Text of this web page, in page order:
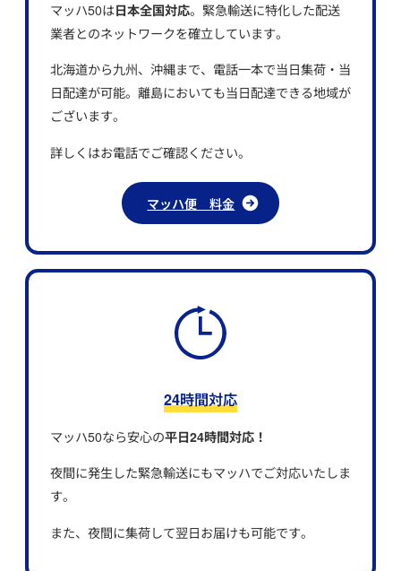
マッハ50は日本全国対応。緊急輸送に特化した配送
業者とのネットワークを確立しています。
北海道から九州、沖縄まで、電話一本で当日集荷・当
日配達が可能。離島においても当日配達できる地域が
ございます。
詳しくはお電話でご確認ください。
マッハ便 料金
24時間対応
マッハ50なら安心の平日24時間対応！
夜間に発生した緊急輸送にもマッハでご対応いたしま
す。
また、夜間に集荷して翌日お届けも可能です。